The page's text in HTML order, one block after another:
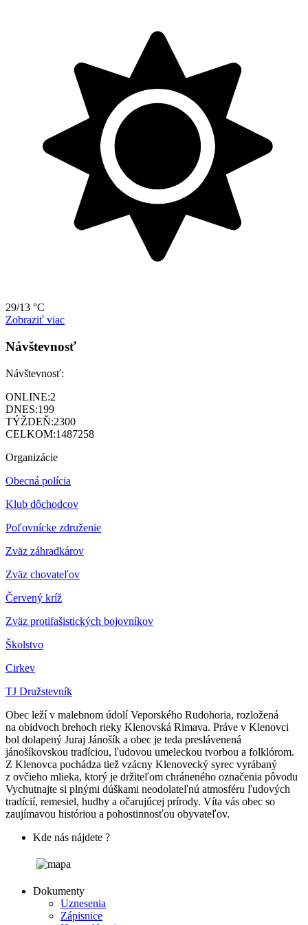
29/13 °C
Zobraziť viac
Návštevnosť
Návštevnosť:
ONLINE:2
DNES:199
TÝŽDEŇ:2300
CELKOM:1487258
Organizácie
Obecná polícia
Klub dôchodcov
Poľovnícke združenie
Zväz záhradkárov
Zväz chovateľov
Červený kríž
Zväz protifašistických bojovníkov
Školstvo
Cirkev
TJ Družstevník
Obec leží v malebnom údolí Veporského Rudohoria, rozložená
na obidvoch brehoch rieky Klenovská Rimava. Práve v Klenovci
bol dolapený Juraj Jánošík a obec je teda preslávenená
jánošíkovskou tradíciou, ľudovou umeleckou tvorbou a folklórom.
Z Klenovca pochádza tiež vzácny Klenovecký syrec vyrábaný
z ovčieho mlieka, ktorý je držiteľom chráneného označenia pôvodu
Vychutnajte si plnými dúškami neodolateľnú atmosféru ľudových
tradícií, remesiel, hudby a očarujúcej prírody. Víta vás obec so
zaujímavou históriou a pohostinnosťou obyvateľov.
Kde nás nájdete ?
Dokumenty
Uznesenia
Zápisnice